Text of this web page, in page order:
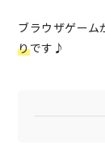
ブラウザゲーム
りです♪